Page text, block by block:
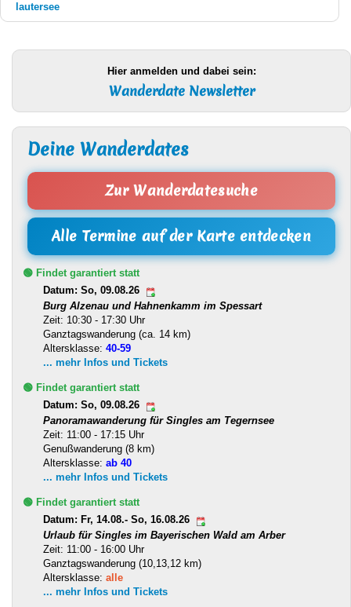
lautersee
Hier anmelden und dabei sein:
Wanderdate Newsletter
Deine Wanderdates
Zur Wanderdatesuche
Alle Termine auf der Karte entdecken
🟢 Findet garantiert statt
Datum: So, 09.08.26
Burg Alzenau und Hahnenkamm im Spessart
Zeit: 10:30 - 17:30 Uhr
Ganztagswanderung (ca. 14 km)
Altersklasse: 40-59
... mehr Infos und Tickets
🟢 Findet garantiert statt
Datum: So, 09.08.26
Panoramawanderung für Singles am Tegernsee
Zeit: 11:00 - 17:15 Uhr
Genußwanderung (8 km)
Altersklasse: ab 40
... mehr Infos und Tickets
🟢 Findet garantiert statt
Datum: Fr, 14.08.- So, 16.08.26
Urlaub für Singles im Bayerischen Wald am Arber
Zeit: 11:00 - 16:00 Uhr
Ganztagswanderung (10,13,12 km)
Altersklasse: alle
... mehr Infos und Tickets